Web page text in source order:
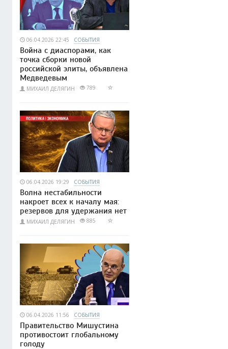
06.04.2026 22:45 СОБЫТИЯ
Война с диаспорами, как
точка сборки новой
российской элиты, объявлена
Медведевым
МИХАИЛ ДЕЛЯГИН 789
06.04.2026 19:29 СОБЫТИЯ
Волна нестабильности
накроет всех к началу мая:
резервов для удержания нет
МИХАИЛ ДЕЛЯГИН 885
06.04.2026 11:56 СОБЫТИЯ
Правительство Мишустина
противостоит глобальному
голоду